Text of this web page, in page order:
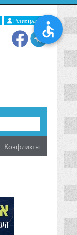
Регистрация
Конфликты